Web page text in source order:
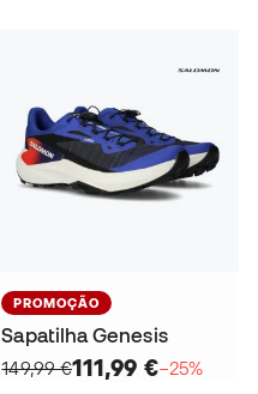
PROMOÇÃO
Sapatilha Genesis
149,99 €111,99 €−25%